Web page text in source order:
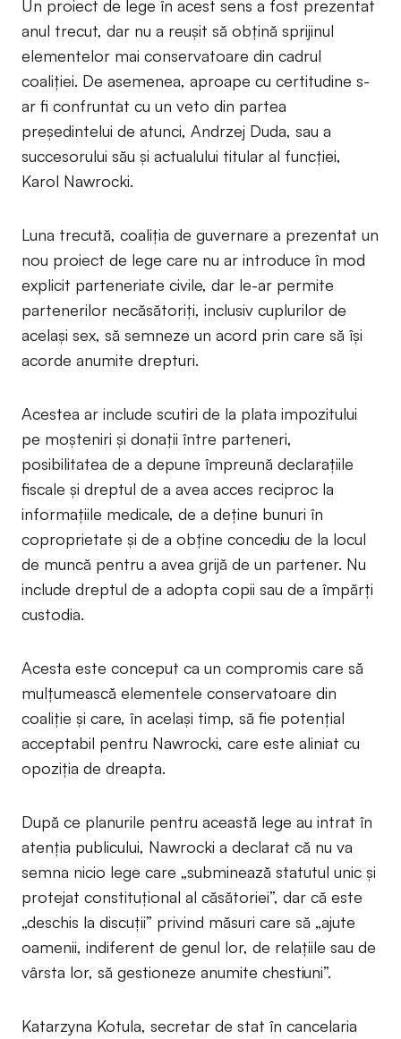
Un proiect de lege în acest sens a fost prezentat
anul trecut, dar nu a reușit să obțină sprijinul
elementelor mai conservatoare din cadrul
coaliției. De asemenea, aproape cu certitudine s-
ar fi confruntat cu un veto din partea
președintelui de atunci, Andrzej Duda, sau a
succesorului său și actualului titular al funcției,
Karol Nawrocki.
Luna trecută, coaliția de guvernare a prezentat un
nou proiect de lege care nu ar introduce în mod
explicit parteneriate civile, dar le-ar permite
partenerilor necăsătoriți, inclusiv cuplurilor de
același sex, să semneze un acord prin care să își
acorde anumite drepturi.
Acestea ar include scutiri de la plata impozitului
pe moșteniri și donații între parteneri,
posibilitatea de a depune împreună declarațiile
fiscale și dreptul de a avea acces reciproc la
informațiile medicale, de a deține bunuri în
coproprietate și de a obține concediu de la locul
de muncă pentru a avea grijă de un partener. Nu
include dreptul de a adopta copii sau de a împărți
custodia.
Acesta este conceput ca un compromis care să
mulțumească elementele conservatoare din
coaliție și care, în același timp, să fie potențial
acceptabil pentru Nawrocki, care este aliniat cu
opoziția de dreapta.
După ce planurile pentru această lege au intrat în
atenția publicului, Nawrocki a declarat că nu va
semna nicio lege care „subminează statutul unic și
protejat constituțional al căsătoriei”, dar că este
„deschis la discuții” privind măsuri care să „ajute
oamenii, indiferent de genul lor, de relațiile sau de
vârsta lor, să gestioneze anumite chestiuni”.
Katarzyna Kotula, secretar de stat în cancelaria